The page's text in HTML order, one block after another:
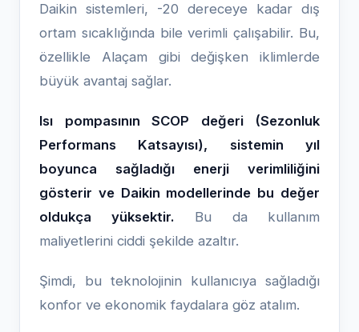
Daikin sistemleri, -20 dereceye kadar dış
ortam sıcaklığında bile verimli çalışabilir. Bu,
özellikle Alaçam gibi değişken iklimlerde
büyük avantaj sağlar.
Isı pompasının SCOP değeri (Sezonluk
Performans Katsayısı), sistemin yıl
boyunca sağladığı enerji verimliliğini
gösterir ve Daikin modellerinde bu değer
oldukça yüksektir. Bu da kullanım
maliyetlerini ciddi şekilde azaltır.
Şimdi, bu teknolojinin kullanıcıya sağladığı
konfor ve ekonomik faydalara göz atalım.